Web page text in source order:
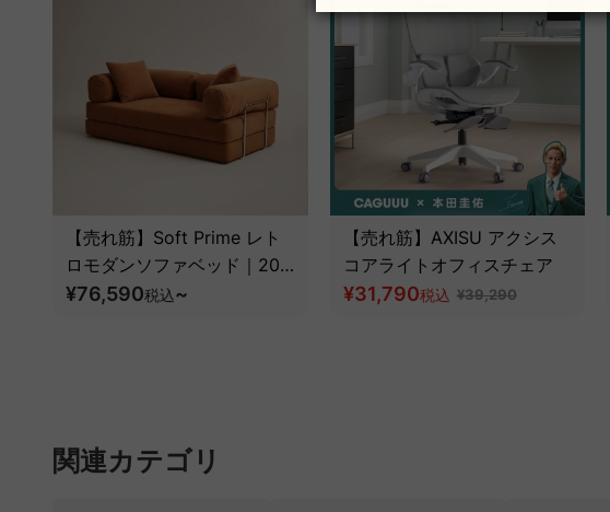
【売れ筋】Soft Prime レト
ロモダンソファベッド｜20
色以上から選べるコーデュロ
¥76,590税込~
【売れ筋】AXISU アクシス
コアライトオフィスチェア
¥31,790税込 ¥39,290
関連カテゴリ